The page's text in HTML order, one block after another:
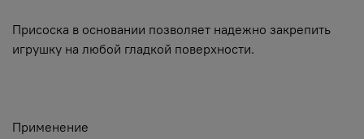
Присоска в основании позволяет надежно закрепить
игрушку на любой гладкой поверхности.
Применение